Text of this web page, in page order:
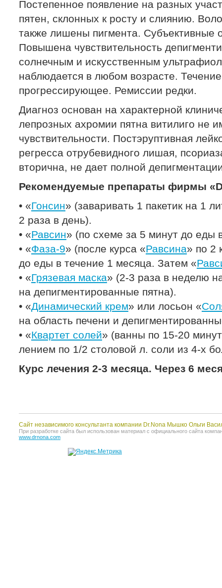
Постепенное появление на разных
пятен, склонных к росту и слиянию.
также лишены пигмента. Субъективные
Повышена чувствительность
солнечным и искусственным
наблюдается в любом возрасте.
прогрессирующее. Ремиссии редки.
Диагноз основан на характерной
лепрозных ахромии пятна витилиго не
чувствительности. Постэруптивная
регресса отрубевидного лишая,
вторична, не дает полной
Рекомендуемые препараты фирмы
• «Гонсин» (заваривать 1 пакетик на 1
2 раза в день).
• «Равсин» (по схеме за 5 минут до еды
• «Фаза-9» (после курса «Равсина» по 2
до еды в течение 1 месяца. Затем «
• «Грязевая маска» (2-3 раза в неделю
на депигментированные пятна).
• «Динамический крем» или лосьон «
на область печени и
• «Квартет солей» (ванны по 15-20
лением по 1/2 столовой л. соли из 4-х
Курс лечения 2-3 месяца. Через 6
Сайт независимого консультанта компании Dr.Nona Мышко Ольги
При разработке сайта был использован материал с официального сайта
www.drnona.com